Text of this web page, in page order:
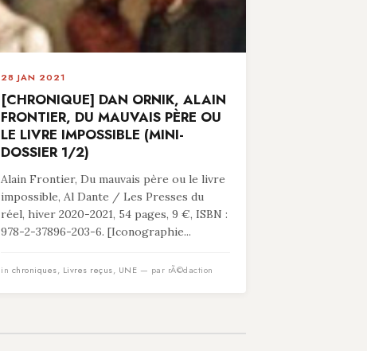
28 JAN 2021
[CHRONIQUE] DAN ORNIK, ALAIN
FRONTIER, DU MAUVAIS PÈRE OU
LE LIVRE IMPOSSIBLE (MINI-
DOSSIER 1/2)
Alain Frontier, Du mauvais père ou le livre
impossible, Al Dante / Les Presses du
réel, hiver 2020-2021, 54 pages, 9 €, ISBN :
978-2-37896-203-6. [Iconographie...
in chroniques, Livres reçus, UNE — par rÃ©daction